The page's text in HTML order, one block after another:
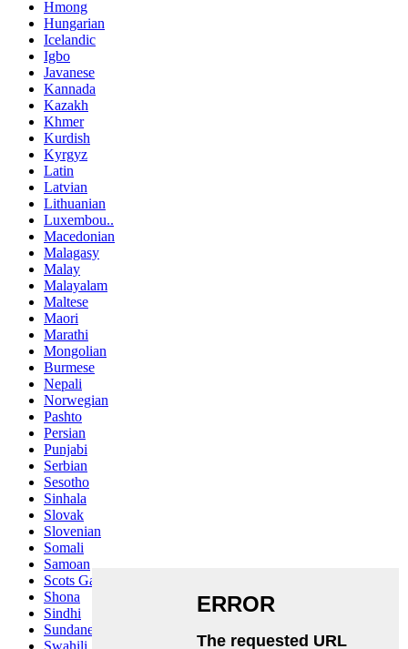
Hmong
Hungarian
Icelandic
Igbo
Javanese
Kannada
Kazakh
Khmer
Kurdish
Kyrgyz
Latin
Latvian
Lithuanian
Luxembou..
Macedonian
Malagasy
Malay
Malayalam
Maltese
Maori
Marathi
Mongolian
Burmese
Nepali
Norwegian
Pashto
Persian
Punjabi
Serbian
Sesotho
Sinhala
Slovak
Slovenian
Somali
Samoan
Scots Gaelic
Shona
Sindhi
Sundanese